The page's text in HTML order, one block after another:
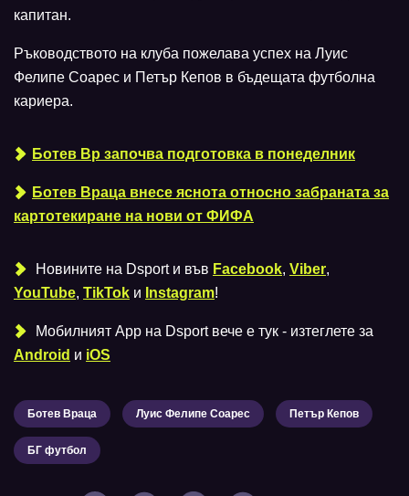
капитан.
Ръководството на клуба пожелава успех на Луис
Фелипе Соарес и Петър Кепов в бъдещата футболна
кариера.
Ботев Вр започва подготовка в понеделник
Ботев Враца внесе яснота относно забраната за
картотекиране на нови от ФИФА
Новините на Dsport и във Facebook, Viber,
YouTube, TikTok и Instagram!
Мобилният Аpp на Dsport вече е тук - изтеглете за
Android и iOS
Ботев Враца Луис Фелипе Соарес Петър Кепов
БГ футбол